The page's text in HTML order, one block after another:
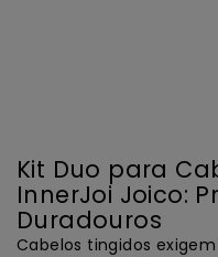
Kit Duo para
InnerJoi Joico:
Duradouros
Cabelos tingidos